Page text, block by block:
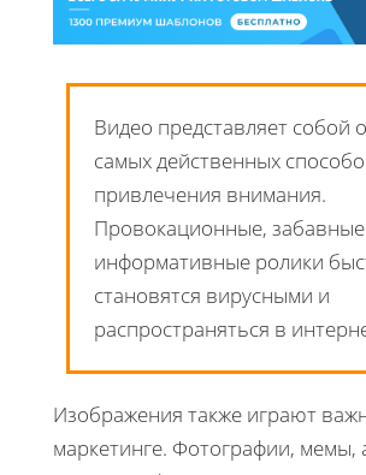
Видео представляет собой
самых действенных
привлечения внимания.
Провокационные,
информативные ролики
становятся вирусными и
распространяться в
Изображения также играют
маркетинге. Фотографии, мемы,